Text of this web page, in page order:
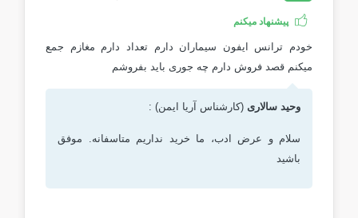
پیشنهاد میکنم
خودم ترانس ایفون سیماران دارم تعداد دارم مغازم جمع
میکنم قصد فروش دارم چه جوری باید بفروشم
وحید سالاری (کارشناس آریا ایمن) :
سلام و عرض ادب، ما خرید نداریم متاسفانه. موفق
باشید